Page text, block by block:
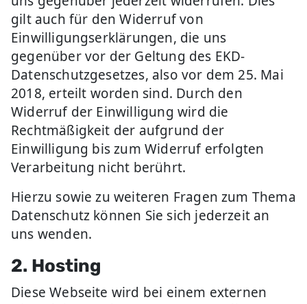
gilt auch für den Widerruf von
Einwilligungserklärungen, die uns
gegenüber vor der Geltung des EKD-
Datenschutzgesetzes, also vor dem 25. Mai
2018, erteilt worden sind. Durch den
Widerruf der Einwilligung wird die
Rechtmäßigkeit der aufgrund der
Einwilligung bis zum Widerruf erfolgten
Verarbeitung nicht berührt.
Hierzu sowie zu weiteren Fragen zum Thema
Datenschutz können Sie sich jederzeit an
uns wenden.
2. Hosting
Diese Webseite wird bei einem externen